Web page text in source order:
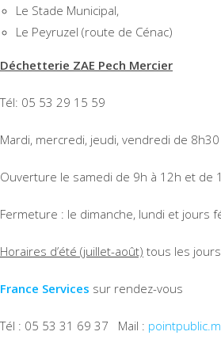
Le Stade Municipal,
Le Peyruzel (route de Cénac)
Déchetterie ZAE Pech Mercier
Tél: 05 53 29 15 59
Mardi, mercredi, jeudi, vendredi de
Ouverture le samedi de 9h à 12h et de
Fermeture : le dimanche, lundi et jours
Horaires d’été (juillet-août) tous les
France Services sur rendez-vous
Tél : 05 53 31 69 37 Mail :